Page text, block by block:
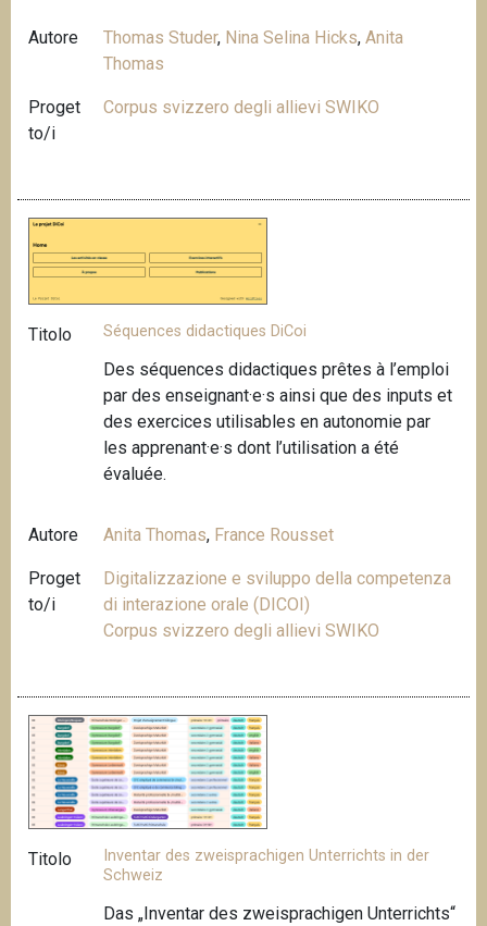
Autore Thomas Studer, Nina Selina Hicks,Anita
Thomas
Proget
to/i
Corpus svizzero degli allievi SWIKO
Titolo Séquences didactiques DiCoi
Des séquences didactiques prêtes à l’emploi
par des enseignant·e·s ainsi que des inputs et
des exercices utilisables en autonomie par
les apprenant·e·s dont l’utilisation a été
évaluée.
Autore Anita Thomas, France Rousset
Proget
to/i
Digitalizzazione e sviluppo della competenza
di interazione orale (DICOI)
Corpus svizzero degli allievi SWIKO
Titolo
Inventar des zweisprachigen Unterrichts in der
Schweiz
Das „Inventar des zweisprachigen Unterrichts“